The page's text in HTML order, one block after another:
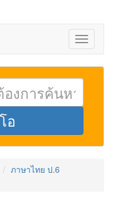
Toggle
ภาษาไทย ป.6